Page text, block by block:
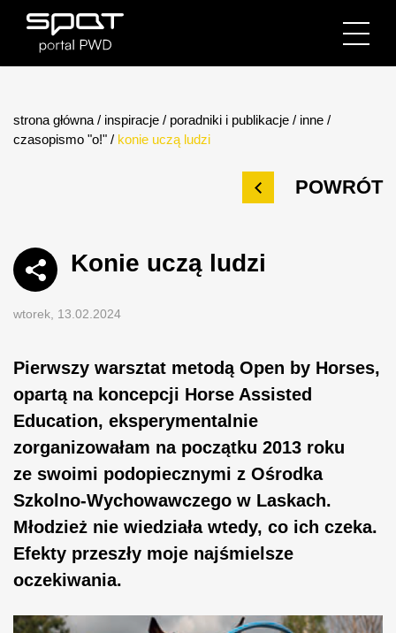
strona główna / inspiracje / poradniki i publikacje / inne /
czasopismo "o!" / konie uczą ludzi
POWRÓT
Konie uczą ludzi
wtorek, 13.02.2024
Pierwszy warsztat metodą Open by Horses,
opartą na koncepcji Horse Assisted
Education, eksperymentalnie
zorganizowałam na początku 2013 roku
ze swoimi podopiecznymi z Ośrodka
Szkolno-Wychowawczego w Laskach.
Młodzież nie wiedziała wtedy, co ich czeka.
Efekty przeszły moje najśmielsze
oczekiwania.